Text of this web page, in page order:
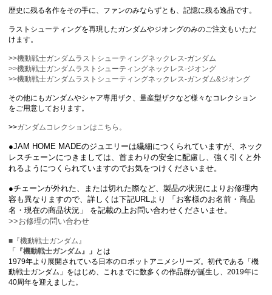
歴史に残る名作をその手に、ファンのみならずとも、記憶に残る逸品です。
ラストシューティングを再現したガンダムやジオングのみのご注文もいただ
けます。
>>機動戦士ガンダムラストシューティングネックレス-ガンダム
>>機動戦士ガンダムラストシューティングネックレス-ジオング
>>機動戦士ガンダムラストシューティングネックレス-ガンダム&ジオング
その他にもガンダムやシャア専用ザク、量産型ザクなど様々なコレクション
をご用意しております。
>>ガンダムコレクションはこちら。
●JAM HOME MADEのジュエリーは繊細につくられていますが、ネック
レスチェーンにつきましては、首まわりの安全に配慮し、強く引くと外
れるようにつくられていますのでお気をつけくださいませ。
●チェーンが外れた、または切れた際など、製品の状況によりお修理内
容も異なりますので、詳しくは下記URLより 「お客様のお名前・商品
名・現在の商品状況」 を記載の上お問い合わせくださいませ。
>>お修理の問い合わせ
■『機動戦士ガンダム』
「
『機動戦士ガンダム』 」 とは
1979年より展開されている日本のロボットアニメシリーズ。初代である「機
動戦士ガンダム」をはじめ、これまでに数多くの作品群が誕生し、2019年に
40周年を迎えました。